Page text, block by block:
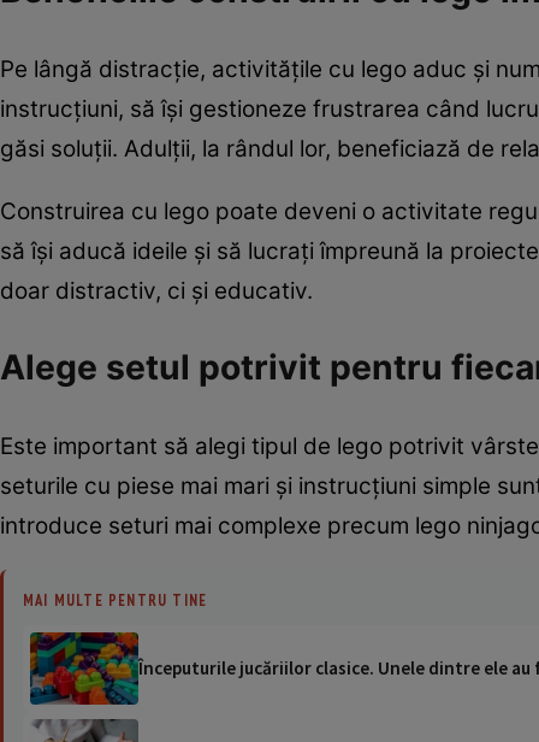
Pe lângă distracție, activitățile cu lego aduc și
instrucțiuni, să își gestioneze frustrarea când
găsi soluții. Adulții, la rândul lor, beneficiază de
Construirea cu lego poate deveni o activitate
să își aducă ideile și să lucrați împreună la
doar distractiv, ci și educativ.
Alege setul potrivit pentru
Este important să alegi tipul de lego potrivit
seturile cu piese mai mari și instrucțiuni simple
introduce seturi mai complexe precum lego
MAI MULTE PENTRU TINE
Începuturile jucăriilor clasice. Unele dintre ele